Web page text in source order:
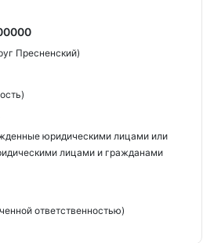
Пресненский)
юридическими лицами или
лицами и гражданами
ответственностью)